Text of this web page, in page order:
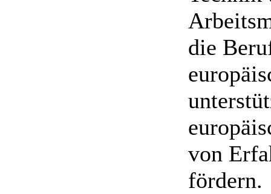
die
von
fördern.